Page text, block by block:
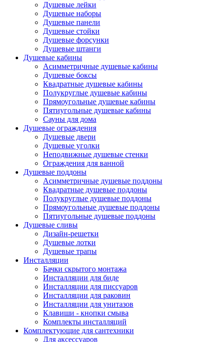
Душевые лейки
Душевые наборы
Душевые панели
Душевые стойки
Душевые форсунки
Душевые штанги
Душевые кабины
Асимметричные душевые кабины
Душевые боксы
Квадратные душевые кабины
Полукруглые душевые кабины
Прямоугольные душевые кабины
Пятиугольные душевые кабины
Сауны для дома
Душевые ограждения
Душевые двери
Душевые уголки
Неподвижные душевые стенки
Ограждения для ванной
Душевые поддоны
Асимметричные душевые поддоны
Квадратные душевые поддоны
Полукруглые душевые поддоны
Прямоугольные душевые поддоны
Пятиугольные душевые поддоны
Душевые сливы
Дизайн-решетки
Душевые лотки
Душевые трапы
Инсталляции
Бачки скрытого монтажа
Инсталляции для биде
Инсталляции для писсуаров
Инсталляции для раковин
Инсталляции для унитазов
Клавиши - кнопки смыва
Комплекты инсталляций
Комплектующие для сантехники
Для аксессуаров